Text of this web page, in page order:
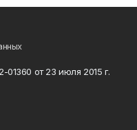
от 23 июля 2015 г.